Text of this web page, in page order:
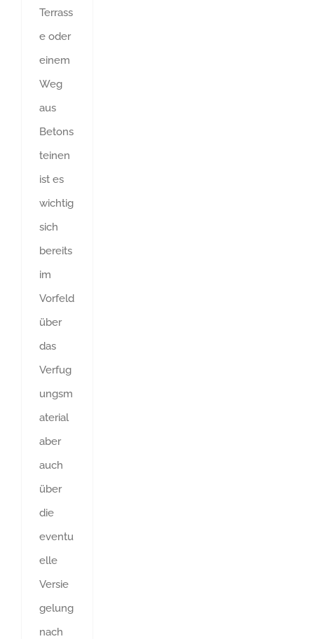
Terrass
e oder
einem
Weg
aus
Betons
teinen
ist es
wichtig
sich
bereits
im
Vorfeld
über
das
Verfug
ungsm
aterial
aber
auch
über
die
eventu
elle
Versie
gelung
nach